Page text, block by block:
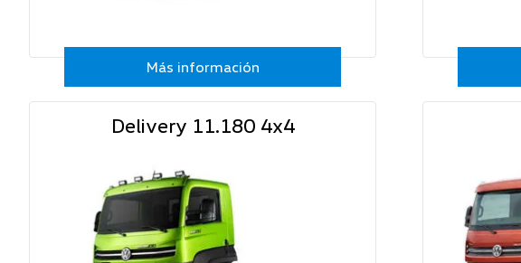
Más información
Delivery 11.180 4x4